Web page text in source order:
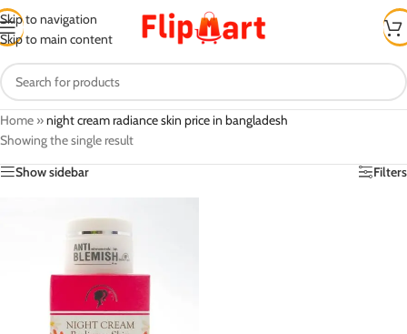
Skip to navigation
Skip to main content
Home »night cream radiance skin price in bangladesh
Showing the single result
Show sidebar
Filters